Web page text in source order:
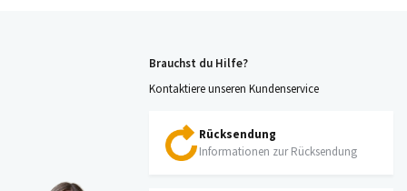
Brauchst du Hilfe?
Kontaktiere unseren Kundenservice
Rücksendung
Informationen zur Rücksendung